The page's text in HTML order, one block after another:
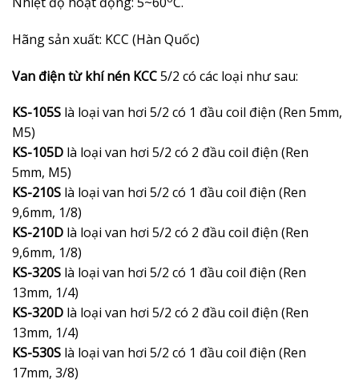
Hãng sản xuất: KCC (Hàn Quốc)
Van điện từ khí nén KCC5/2 có các loại như sau:
KS-105S là loại van hơi 5/2 có 1 đầu coil điện (Ren 5mm,
M5)
KS-105D là loại van hơi 5/2 có 2 đầu coil điện (Ren
5mm, M5)
KS-210S là loại van hơi 5/2 có 1 đầu coil điện (Ren
9,6mm, 1/8)
KS-210D là loại van hơi 5/2 có 2 đầu coil điện (Ren
9,6mm, 1/8)
KS-320S là loại van hơi 5/2 có 1 đầu coil điện (Ren
13mm, 1/4)
KS-320D là loại van hơi 5/2 có 2 đầu coil điện (Ren
13mm, 1/4)
KS-530S là loại van hơi 5/2 có 1 đầu coil điện (Ren
17mm, 3/8)